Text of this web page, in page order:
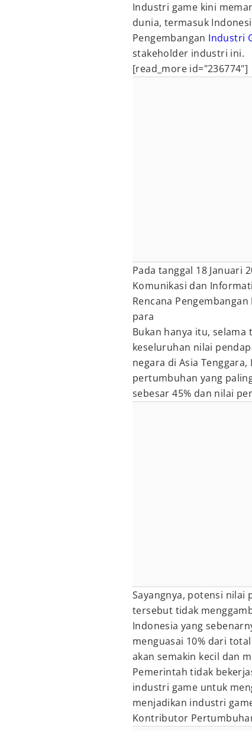
Industri game kini
dunia, termasuk
Pengembangan Industri
stakeholder industri ini.
[read_more id="236774"]
Pada tanggal 18 Januari
Komunikasi dan
Rencana
para
Bukan hanya itu, selama
keseluruhan nilai
negara di Asia
pertumbuhan yang
sebesar 45% dan nilai
Sayangnya, potensi nilai
tersebut tidak
Indonesia yang
menguasai 10% dari
akan semakin kecil dan
Pemerintah tidak
industri game untuk
menjadikan industri
Kontributor